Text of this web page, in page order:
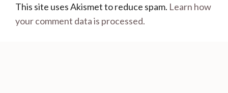
This site uses Akismet to reduce spam. Learn how
your comment data is processed.